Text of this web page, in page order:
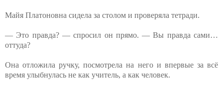
Майя Платоновна сидела за столом и проверяла тетради.
— Это правда? — спросил он прямо. — Вы правда сами…
оттуда?
Она отложила ручку, посмотрела на него и впервые за всё
время улыбнулась не как учитель, а как человек.